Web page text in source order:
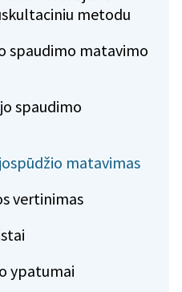
metodu
spaudimo matavimo
spaudimo
matavimas
vertinimas
ypatumai